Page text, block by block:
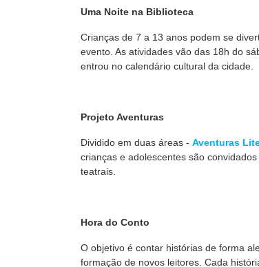
Uma Noite na Biblioteca
Crianças de 7 a 13 anos podem se
evento. As atividades vão das 18h do
entrou no calendário cultural da cidade.
Projeto Aventuras
Dividido em duas áreas - Aventuras
crianças e adolescentes são
teatrais.
Hora do Conto
O objetivo é contar histórias de forma
formação de novos leitores. Cada